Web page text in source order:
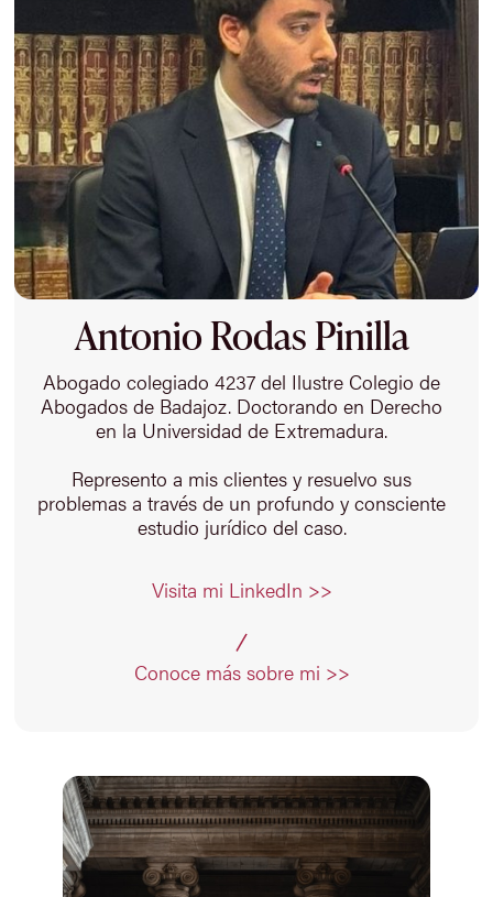
Antonio Rodas Pinilla
Abogado colegiado 4237 del Ilustre Colegio de
Abogados de Badajoz. Doctorando en Derecho
en la Universidad de Extremadura.
Represento a mis clientes y resuelvo sus
problemas a través de un profundo y consciente
estudio jurídico del caso.
Visita mi LinkedIn >>
Conoce más sobre mi >>